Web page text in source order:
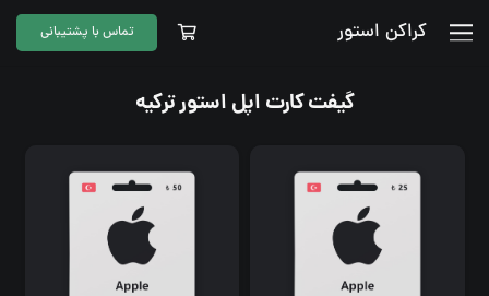
کراکن استور تماس با پشتیبانی
گیفت کارت اپل استور ترکیه